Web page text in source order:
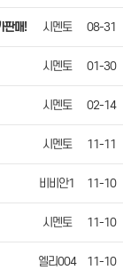
판매! 시멘토 08-31
시멘토 01-30
시멘토 02-14
시멘토 11-11
비비안1 11-10
시멘토 11-10
엘리004 11-10